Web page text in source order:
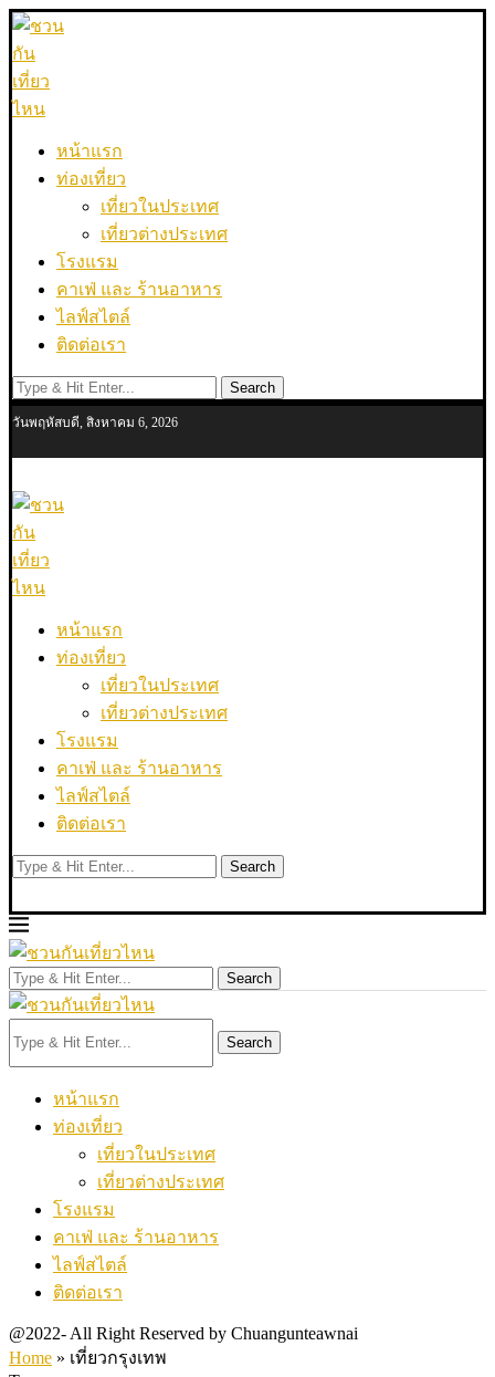
หน้าแรก
ท่องเที่ยว
เที่ยวในประเทศ
เที่ยวต่างประเทศ
โรงแรม
คาเฟ่ และ ร้านอาหาร
ไลฟ์สไตล์
ติดต่อเรา
Search
วันพฤหัสบดี, สิงหาคม 6, 2026
หน้าแรก
ท่องเที่ยว
เที่ยวในประเทศ
เที่ยวต่างประเทศ
โรงแรม
คาเฟ่ และ ร้านอาหาร
ไลฟ์สไตล์
ติดต่อเรา
Search
Search
Search
หน้าแรก
ท่องเที่ยว
เที่ยวในประเทศ
เที่ยวต่างประเทศ
โรงแรม
คาเฟ่ และ ร้านอาหาร
ไลฟ์สไตล์
ติดต่อเรา
@2022- All Right Reserved by Chuangunteawnai
Home » เที่ยวกรุงเทพ